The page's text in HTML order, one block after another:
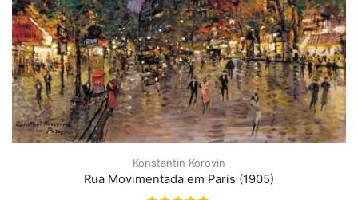
Konstantin Korovin
Rua Movimentada em Paris (1905)